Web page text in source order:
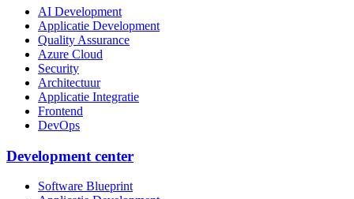
AI Development
Applicatie Development
Quality Assurance
Azure Cloud
Security
Architectuur
Applicatie Integratie
Frontend
DevOps
Development center
Software Blueprint